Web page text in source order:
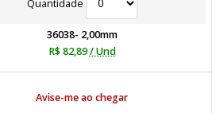
Quantidade
36038- 2,00mm
R$ 82,89 / Und
Avise-me ao chegar